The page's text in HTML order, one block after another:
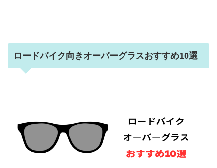
ロードバイク向きオーバーグラスおすすめ10選